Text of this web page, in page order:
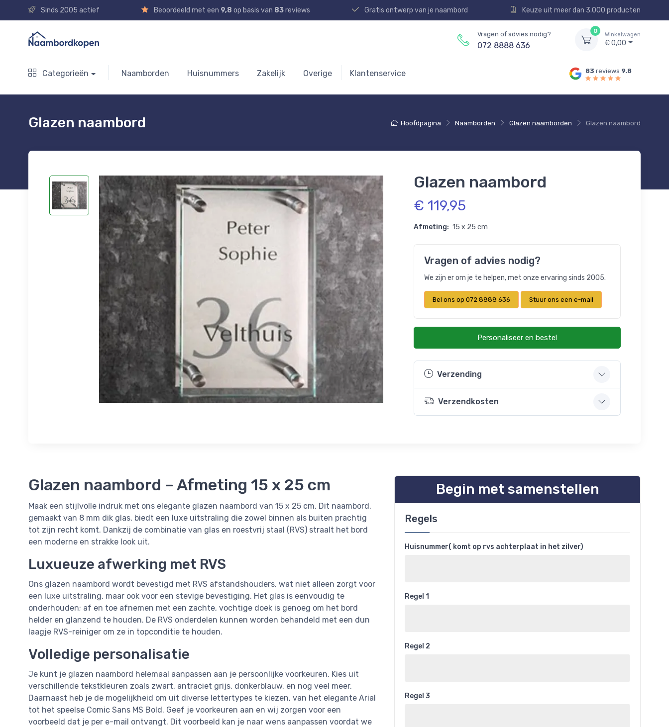
Sinds 2005 actief Beoordeeld met een 9,8 op basis van 83reviews Gratis ontwerp van je naambord Keuze uit meer dan 3.000 producten
Vragen of advies nodig?
072 8888 636
0
Winkelwagen
€ 0,00
Categorieën Naamborden Huisnummers Zakelijk Overige Klantenservice 83 reviews 9.8
Hoofdpagina Naamborden Glazen naamborden Glazen naambord
Glazen naambord
Glazen naambord
€ 119,95
Afmeting: 15 x 25 cm
Vragen of advies nodig?
We zijn er om je te helpen, met onze ervaring sinds 2005.
Bel ons op 072 8888 636 Stuur ons een e-mail
Personaliseer en bestel
Verzending
Verzendkosten
Glazen naambord – Afmeting 15 x 25 cm
Maak een stijlvolle indruk met ons elegante glazen naambord van 15 x 25 cm. Dit naambord,
gemaakt van 8 mm dik glas, biedt een luxe uitstraling die zowel binnen als buiten prachtig
tot zijn recht komt. Dankzij de combinatie van glas en roestvrij staal (RVS) straalt het bord
een moderne en strakke look uit.
Luxueuze afwerking met RVS
Ons glazen naambord wordt bevestigd met RVS afstandshouders, wat niet alleen zorgt voor
een luxe uitstraling, maar ook voor een stevige bevestiging. Het glas is eenvoudig te
onderhouden; af en toe afnemen met een zachte, vochtige doek is genoeg om het bord
helder en glanzend te houden. De RVS onderdelen kunnen worden behandeld met een dun
laagje RVS-reiniger om ze in topconditie te houden.
Volledige personalisatie
Je kunt je glazen naambord helemaal aanpassen aan je persoonlijke voorkeuren. Kies uit
verschillende tekstkleuren zoals zwart, antraciet grijs, donkerblauw, en nog veel meer.
Daarnaast heb je de mogelijkheid om uit diverse lettertypes te kiezen, van het elegante Arial
tot het speelse Comic Sans MS Bold. Geef je voorkeuren aan en wij zorgen voor een
voorbeeld dat je per e-mail ontvangt. Dit voorbeeld kan je naar wens aanpassen voordat we
Begin met samenstellen
Regels
Huisnummer( komt op rvs achterplaat in het zilver)
Regel 1
Regel 2
Regel 3